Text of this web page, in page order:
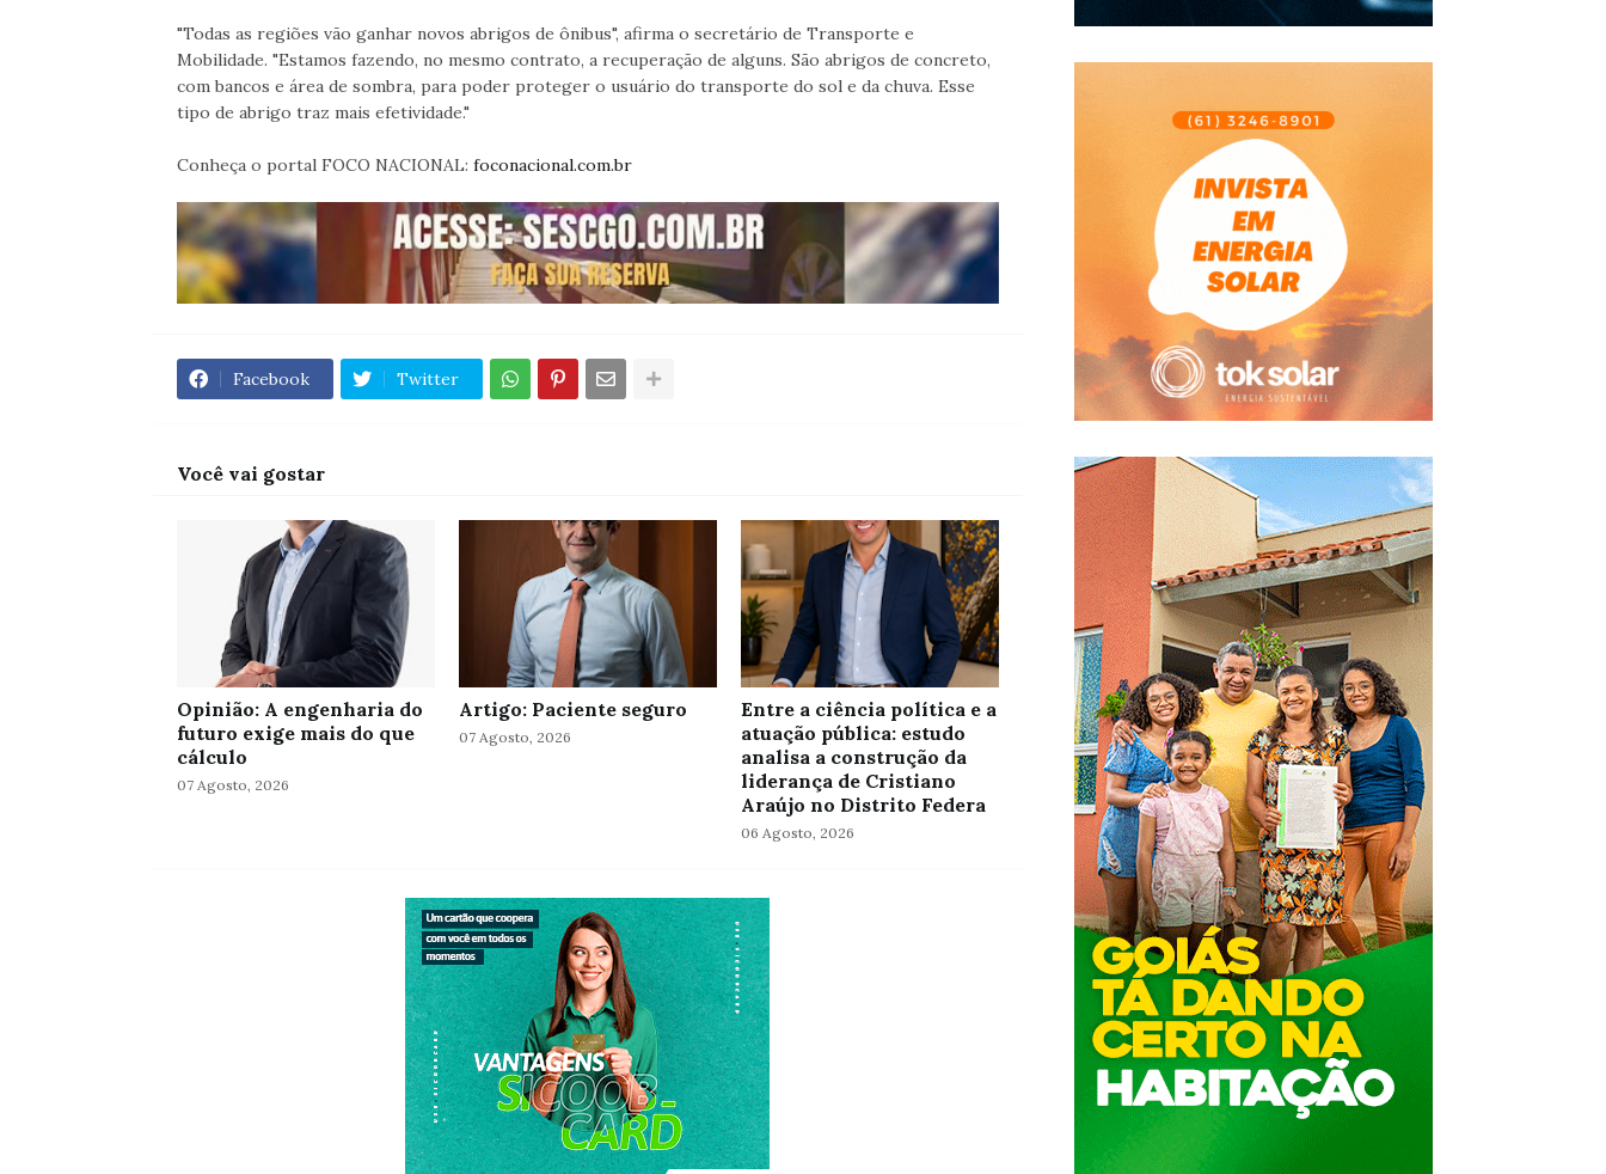
"Todas as regiões vão ganhar novos abrigos de ônibus", afirma o secretário de Transporte e
Mobilidade. "Estamos fazendo, no mesmo contrato, a recuperação de alguns. São abrigos de concreto,
com bancos e área de sombra, para poder proteger o usuário do transporte do sol e da chuva. Esse
tipo de abrigo traz mais efetividade."
Conheça o portal FOCO NACIONAL: foconacional.com.br
Facebook Twitter
Você vai gostar
Opinião: A engenharia do
futuro exige mais do que
cálculo
07 Agosto, 2026
Artigo: Paciente seguro
07 Agosto, 2026
Entre a ciência política e a
atuação pública: estudo
analisa a construção da
liderança de Cristiano
Araújo no Distrito Federa
06 Agosto, 2026